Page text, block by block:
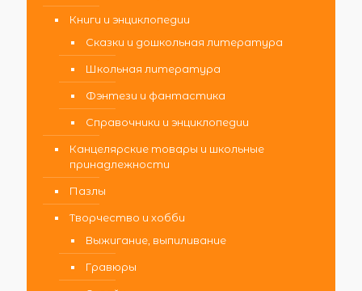
Книги и энциклопедии
Сказки и дошкольная литература
Школьная литература
Фэнтези и фантастика
Справочники и энциклопедии
Канцелярские товары и школьные
принадлежности
Пазлы
Творчество и хобби
Выжигание, выпиливание
Гравюры